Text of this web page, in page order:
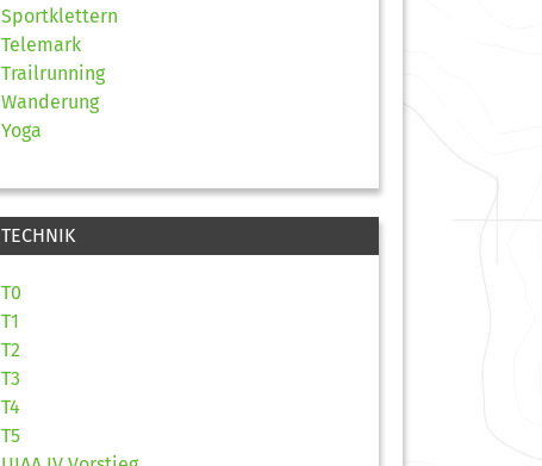
Sportklettern
Telemark
Trailrunning
Wanderung
Yoga
TECHNIK
T0
T1
T2
T3
T4
T5